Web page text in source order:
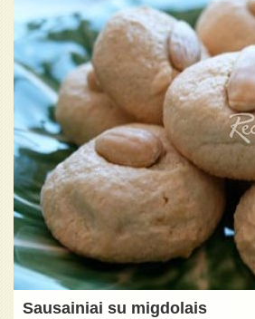
Sausainiai su migdolais